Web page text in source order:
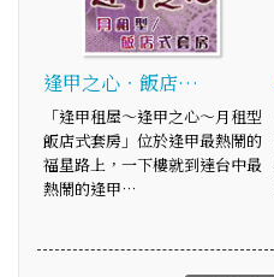
逢甲之心‧飯店…
「逢甲租屋～逢甲之心～月租型
飯店式套房」位於逢甲最熱鬧的
福星路上，一下樓就到達台中最
熱鬧的逢甲…